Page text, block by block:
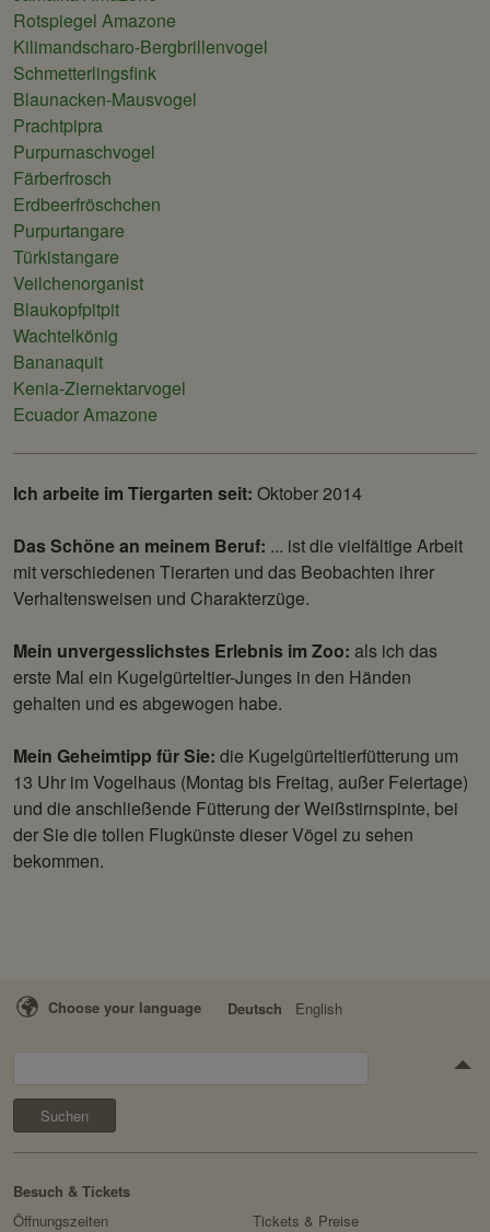
Rotspiegel Amazone
Kilimandscharo-Bergbrillenvogel
Schmetterlingsfink
Blaunacken-Mausvogel
Prachtpipra
Purpurnaschvogel
Färberfrosch
Erdbeerfröschchen
Purpurtangare
Türkistangare
Veilchenorganist
Blaukopfpitpit
Wachtelkönig
Bananaquit
Kenia-Ziernektarvogel
Ecuador Amazone
Ich arbeite im Tiergarten seit: Oktober 2014
Das Schöne an meinem Beruf: ... ist die vielfältige Arbeit
mit verschiedenen Tierarten und das Beobachten ihrer
Verhaltensweisen und Charakterzüge.
Mein unvergesslichstes Erlebnis im Zoo: als ich das
erste Mal ein Kugelgürteltier-Junges in den Händen
gehalten und es abgewogen habe.
Mein Geheimtipp für Sie: die Kugelgürteltierfütterung um
13 Uhr im Vogelhaus (Montag bis Freitag, außer Feiertage)
und die anschließende Fütterung der Weißstirnspinte, bei
der Sie die tollen Flugkünste dieser Vögel zu sehen
bekommen.
Choose your language Deutsch English
Besuch & Tickets
Öffnungszeiten
Tickets & Preise